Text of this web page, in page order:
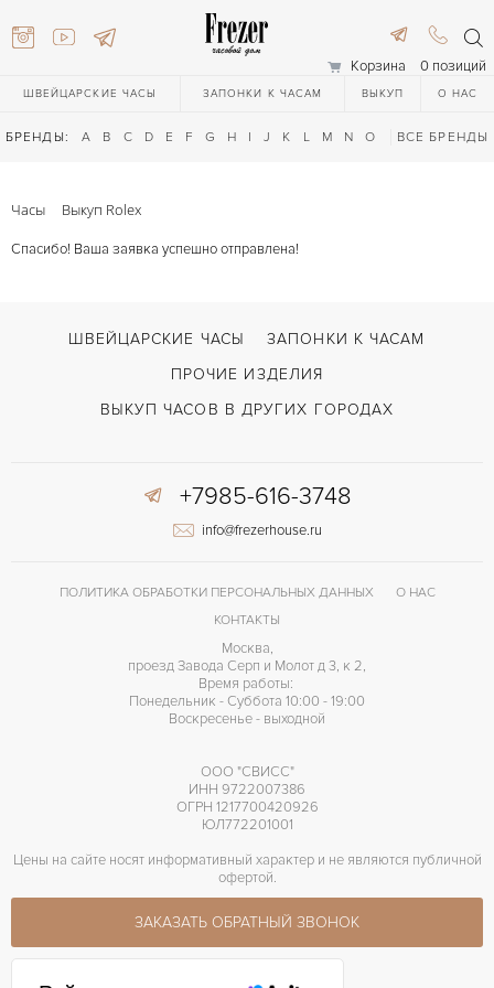
Корзина 0 позиций
ШВЕЙЦАРСКИЕ ЧАСЫ ЗАПОНКИ К ЧАСАМ ВЫКУП О НАС
БРЕНДЫ: A B C D E F G H I J K L M N O Q R S T
ВСЕ БРЕНДЫ
Часы Выкуп Rolex
Спасибо! Ваша заявка успешно отправлена!
ШВЕЙЦАРСКИЕ ЧАСЫ
ЗАПОНКИ К ЧАСАМ
ПРОЧИЕ ИЗДЕЛИЯ
ВЫКУП ЧАСОВ В ДРУГИХ ГОРОДАХ
+7985-616-3748
info@frezerhouse.ru
ПОЛИТИКА ОБРАБОТКИ ПЕРСОНАЛЬНЫХ ДАННЫХ
О НАС
КОНТАКТЫ
Москва,
проезд Завода Серп и Молот д 3, к 2,
Время работы:
Понедельник - Суббота 10:00 - 19:00
Воскресенье - выходной
ООО "СВИСС"
ИНН 9722007386
ОГРН 1217700420926
ЮЛ772201001
Цены на сайте носят информативный характер и не являются публичной
офертой.
ЗАКАЗАТЬ ОБРАТНЫЙ ЗВОНОК